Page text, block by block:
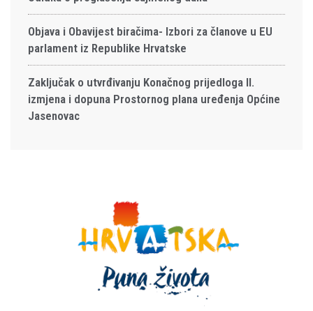
Objava i Obavijest biračima- Izbori za članove u EU
parlament iz Republike Hrvatske
Zaključak o utvrđivanju Konačnog prijedloga II.
izmjena i dopuna Prostornog plana uređenja Općine
Jasenovac